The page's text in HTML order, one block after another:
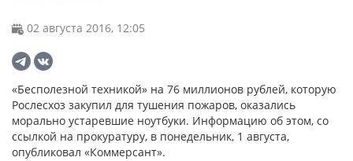
02 августа 2016, 12:05
«Бесполезной техникой» на 76 миллионов рублей, которую
Рослесхоз закупил для тушения пожаров, оказались
морально устаревшие ноутбуки. Информацию об этом, со
ссылкой на прокуратуру, в понедельник, 1 августа,
опубликовал «Коммерсант».